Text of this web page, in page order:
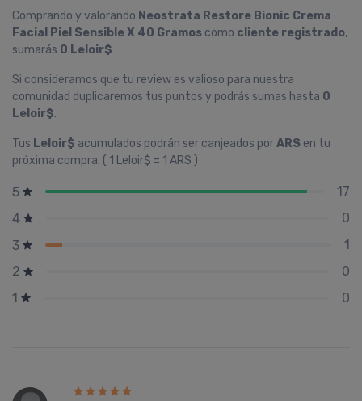
Comprando y valorando Neostrata Restore Bionic Crema
Facial Piel Sensible X 40 Gramos como cliente registrado,
sumarás 0 Leloir$
Si consideramos que tu review es valioso para nuestra
comunidad duplicaremos tus puntos y podrás sumas hasta 0
Leloir$.
Tus Leloir$ acumulados podrán ser canjeados porARS en tu
próxima compra. ( 1 Leloir$ = 1 ARS )
5
17
4
0
3
1
2
0
1
0